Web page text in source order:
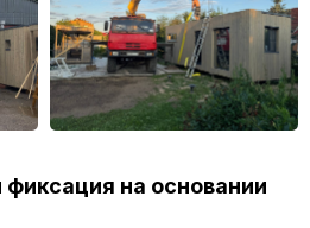
на основании